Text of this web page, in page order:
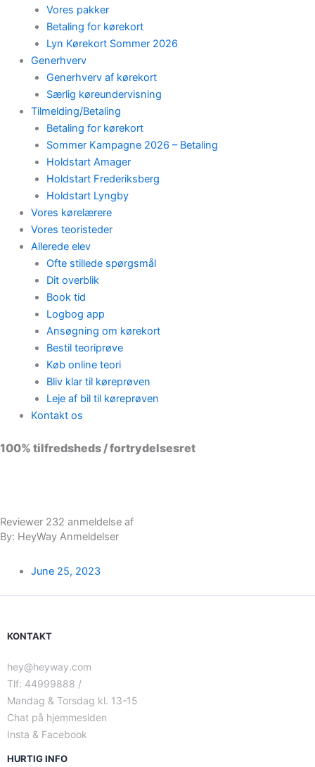
Vores pakker
Betaling for kørekort
Lyn Kørekort Sommer 2026
Generhverv
Generhverv af kørekort
Særlig køreundervisning
Tilmelding/Betaling
Betaling for kørekort
Sommer Kampagne 2026 – Betaling
Holdstart Amager
Holdstart Frederiksberg
Holdstart Lyngby
Vores kørelærere
Vores teoristeder
Allerede elev
Ofte stillede spørgsmål
Dit overblik
Book tid
Logbog app
Ansøgning om kørekort
Bestil teoriprøve
Køb online teori
Bliv klar til køreprøven
Leje af bil til køreprøven
Kontakt os
100% tilfredsheds / fortrydelsesret
Reviewer 232 anmeldelse af
By: HeyWay Anmeldelser
June 25, 2023
KONTAKT
hey@heyway.com
Tlf: 44999888 /
Mandag & Torsdag kl. 13-15
Chat på hjemmesiden
Insta & Facebook
HURTIG INFO